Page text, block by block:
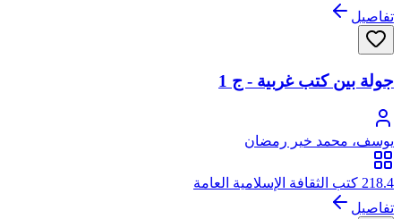
تفاصيل
جولة بين كتب غربية - ج 1
يوسف، محمد خير رمضان
218.4 كتب الثقافة الإسلامية العامة
تفاصيل